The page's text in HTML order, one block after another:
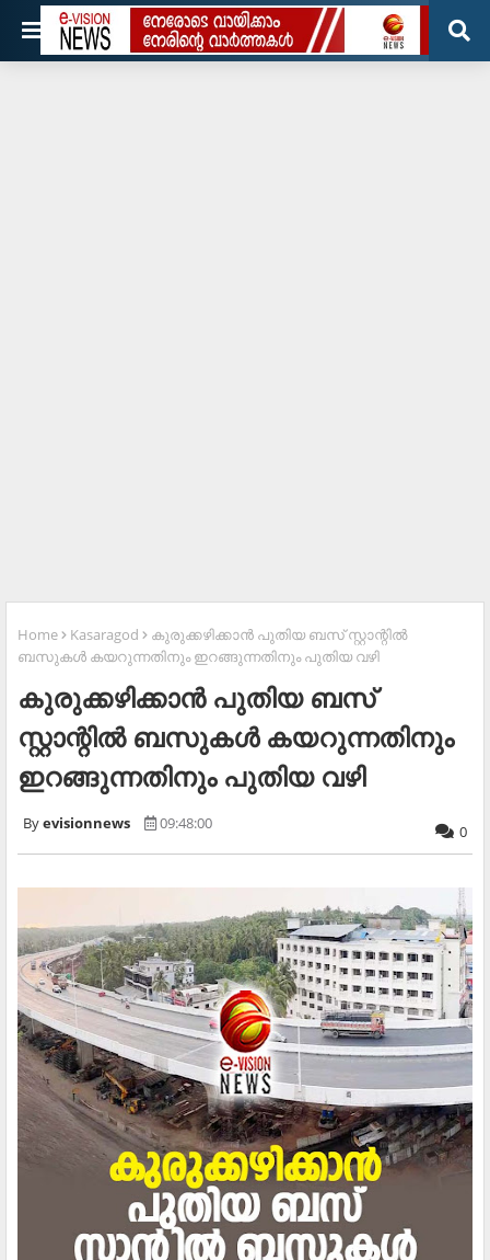
Home Kasaragod
കുരുക്കഴിക്കാന്‍ പുതിയ ബസ് സ്റ്റാന്റില്‍
ബസുകള്‍ കയറുന്നതിനും ഇറങ്ങുന്നതിനും പുതിയ വഴി
കുരുക്കഴിക്കാന്‍ പുതിയ ബസ്
സ്റ്റാന്റില്‍ ബസുകള്‍ കയറുന്നതിനും
ഇറങ്ങുന്നതിനും പുതിയ വഴി
evisionnews 09:48:00 0